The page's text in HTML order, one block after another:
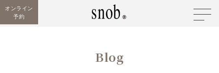
オンライン
予約
Blog